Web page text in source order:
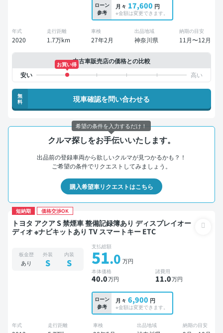
ローン
参考
月々 17,600 円
※金額は変更できます。
年式
2020
走行距離
1.7万km
車検
27年2月
出品地域
神奈川県
納期の目安
11月〜12月
中古車販売店の価格との比較
お買い得
無
料
現車確認を問い合わせる
クルマ探しをお手伝いいたします。
出品前の登録車両から欲しいクルマが見つかるかも？！
ご希望の条件でリクエストしてみましょう。
購入希望車リクエストはこちら
短納期 価格交渉OK
トヨタ アクア S 禁煙車 整備記録簿あり ディスプレイオー
ディオ ※ナビキットあり TV スマートキー ETC
板金歴
あり
外装
S
内装
S
支払総額
51.0 万円
本体価格
40.0万円
諸費用
11.0万円
ローン
参考
月々 6,900 円
※金額は変更できます。
年式 走行距離 車検 出品地域 納期の目安
希望の条件を入力するだけ！